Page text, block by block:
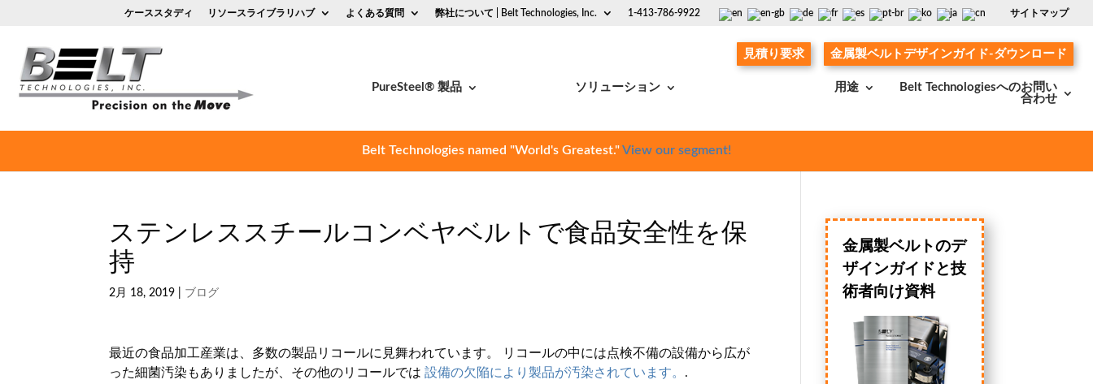
サイトマップ
ケーススタディ リソースライブラリハブ よくある質問 弊社について | Belt Technologies, Inc. 1-413-786-9922
PureSteel® 製品 ソリューション 用途
Belt Technologiesへのお問い
合わせ
見積り要求 金属製ベルトデザインガイド-ダウンロード
Belt Technologies named "World's Greatest."View our segment!
ステンレススチールコンベヤベルトで食品安全性を保
持
2月 18, 2019 ブログ
最近の食品加工産業は、多数の製品リコールに見舞われています。 リコールの中には点検不備の設備から広が
った細菌汚染もありましたが、その他のリコールでは設備の欠陥により製品が汚染されています。 .
金属製ベルトのデ
ザインガイドと技
術者向け資料